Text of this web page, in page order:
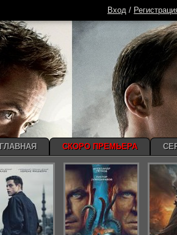
Вход /
ГЛАВНАЯ СКОРО ПРЕМЬЕРА